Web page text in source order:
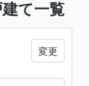
て一覧
変更